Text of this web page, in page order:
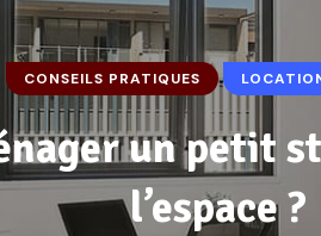
CONSEILS PRATIQUES
un petit
l’espace ?